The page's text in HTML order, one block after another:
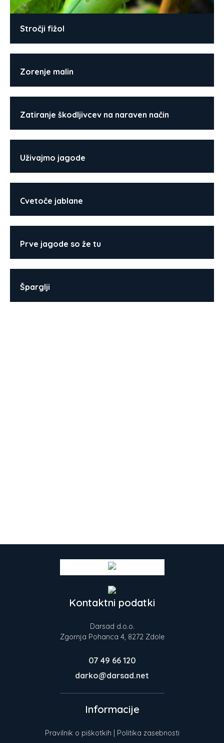
Stročji fižol
Zorenje malin
Zatiranje škodljivcev na naraven način
Uživajmo jagode
Cvetoče jablane
Prve jagode so že tu
Šparglji
Kontaktni podatki
Darsad d.o.o.
Zgornja Pohanca 4, 8272 Zdole
07 49 66 120
darko@darsad.net
Informacije
Pravilnik o piškotkih | Politika zasebnosti